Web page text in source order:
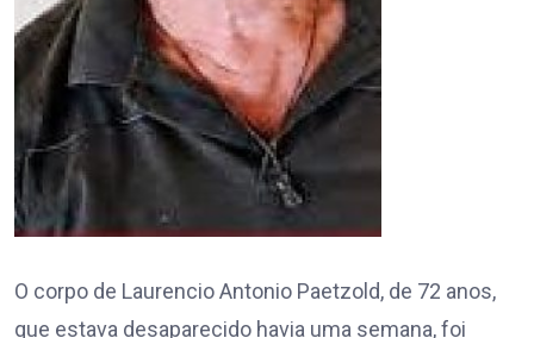
O corpo de Laurencio Antonio Paetzold, de 72 anos,
que estava desaparecido havia uma semana, foi